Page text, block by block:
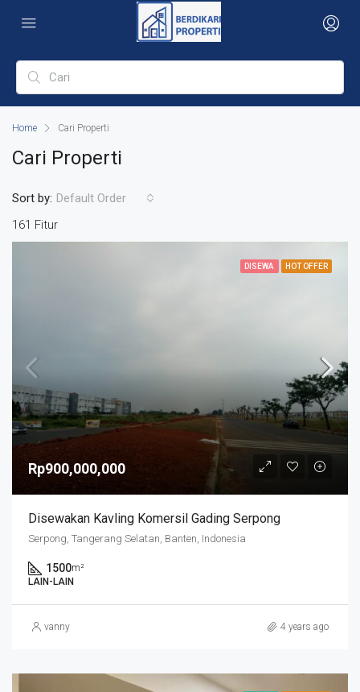
Home Cari Properti
Cari Properti
161 Fitur
Sort by: Default Order
DISEWA HOT OFFER
Rp900,000,000
Disewakan Kavling Komersil Gading Serpong
Serpong, Tangerang Selatan, Banten, Indonesia
1500m²
LAIN-LAIN
vanny 4 years ago